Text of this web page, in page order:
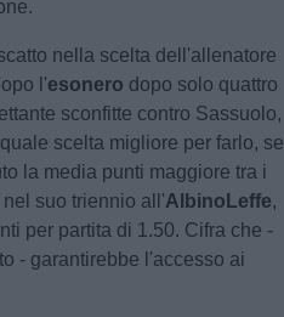
nella scelta dell'allenatore
l'esonero dopo solo quattro
sconfitte contro Sassuolo,
scelta migliore per farlo, se
la media punti maggiore tra i
suo triennio all'AlbinoLeffe,
per partita di 1.50. Cifra che -
- garantirebbe l'accesso ai